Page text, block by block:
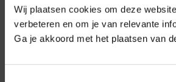
Wij plaatsen cookies om deze
verbeteren en om je van relevante
Ga je akkoord met het plaatsen van
Direct naar
Over ons